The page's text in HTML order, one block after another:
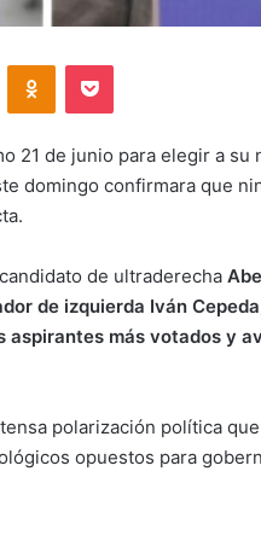
Odnoklassniki
Pocket
21 de junio para elegir a
domingo confirmara que
de ultraderecha
de izquierda Iván
más votados y
polarización política
opuestos para